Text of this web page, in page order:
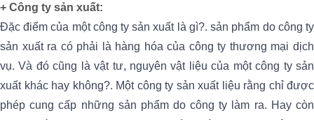
+ Công ty sản xuất:
Đặc điểm của một công ty sản xuất là gì?. sản phẩm do công ty
sản xuất ra có phải là hàng hóa của công ty thương mại dịch
vụ. Và đó cũng là vật tư, nguyên vật liệu của một công ty sản
xuất khác hay không?. Một công ty sản xuất liệu rằng chỉ được
phép cung cấp những sản phẩm do công ty làm ra. Hay còn